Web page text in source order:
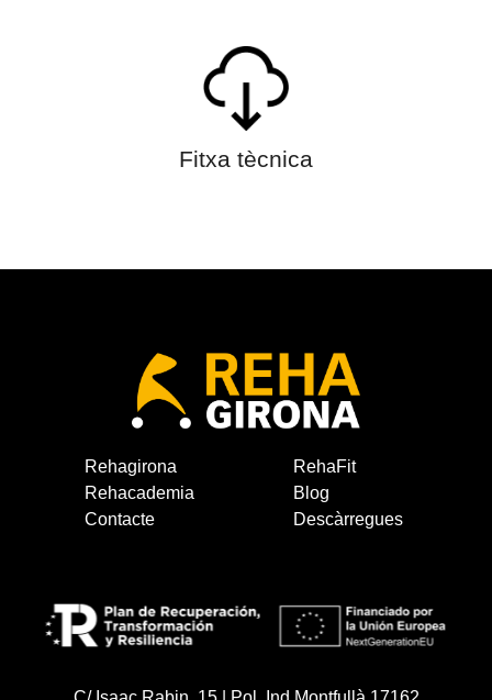
Fitxa tècnica
Rehagirona
RehaFit
Rehacademia
Blog
Contacte
Descàrregues